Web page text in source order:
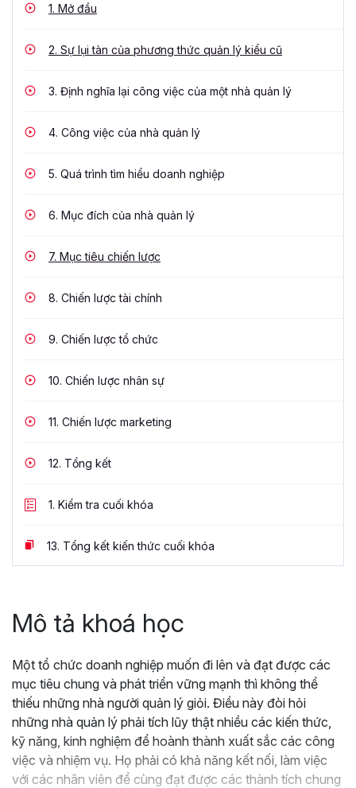
1. Mở đầu
2. Sự lụi tàn của phương thức quản lý kiểu cũ
3. Định nghĩa lại công việc của một nhà quản lý
4. Công việc của nhà quản lý
5. Quá trình tìm hiểu doanh nghiệp
6. Mục đích của nhà quản lý
7. Mục tiêu chiến lược
8. Chiến lược tài chính
9. Chiến lược tổ chức
10. Chiến lược nhân sự
11. Chiến lược marketing
12. Tổng kết
1. Kiểm tra cuối khóa
13. Tổng kết kiến thức cuối khóa
Mô tả khoá học
Một tổ chức doanh nghiệp muốn đi lên và đạt được các
mục tiêu chung và phát triển vững mạnh thì không thể
thiếu những nhà người quản lý giỏi. Điều này đòi hỏi
những nhà quản lý phải tích lũy thật nhiều các kiến thức,
kỹ năng, kinh nghiệm để hoành thành xuất sắc các công
việc và nhiệm vụ. Họ phải có khả năng kết nối, làm việc
với các nhân viên để cùng đạt được các thành tích chung